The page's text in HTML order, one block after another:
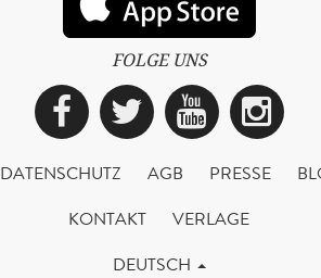
FOLGE UNS
Facebook
Twitter
DATENSCHUTZ AGB PRESSE
KONTAKT
VERLAGE
DEUTSCH